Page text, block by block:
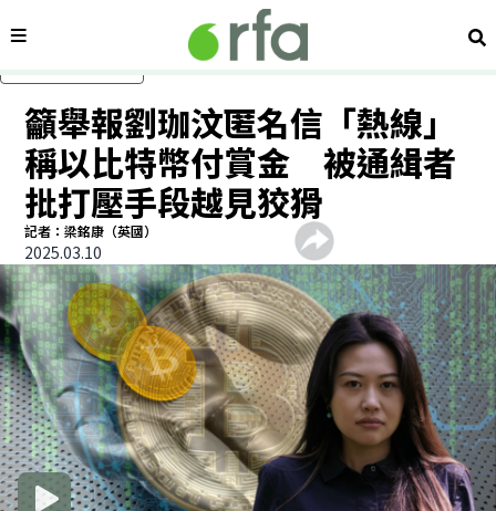
內容分類 搜
籲舉報劉珈汶匿名信「熱線」
稱以比特幣付賞金 被通緝者
批打壓手段越見狡猾
記者：梁銘康（英國）
2025.03.10